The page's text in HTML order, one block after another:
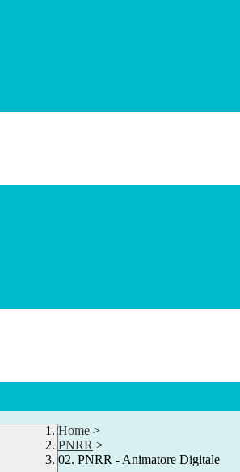
Home >
PNRR >
02. PNRR - Animatore Digitale